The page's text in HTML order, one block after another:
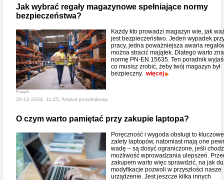
Jak wybrać regały magazynowe spełniające normy
bezpieczeństwa?
Freepik
Każdy kto prowadzi magazyn wie, jak
jest bezpieczeństwo. Jeden wypadek
pracy, jedna poważniejsza awaria
można stracić majątek. Dlatego warto
normę PN-EN 15635. Ten poradnik
co musisz zrobić, żeby twój magazyn był
bezpieczny. więcej
30-12-2024, 11:25, Artykuł poradnikowy,
O czym warto pamiętać przy zakupie laptopa?
Poręczność i wygoda obsługi to kluczowe
zalety laptopów, natomiast mają one
wadę – są dosyć ograniczone, jeśli
możliwość wprowadzania ulepszeń.
zakupem warto więc sprawdzić, na jak
modyfikacje pozwoli w przyszłości nasze
urządzenie. Jest jeszcze kilka innych